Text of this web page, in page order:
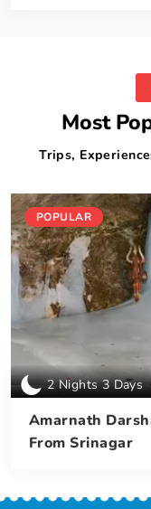
Most
Trips,
POPULAR
2 Nights 3 Days
Amarnath
From Srinagar